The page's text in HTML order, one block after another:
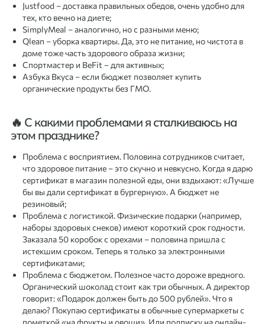
Justfood – доставка правильных обедов, очень удобно для
тех, кто вечно на диете;
SimplyMeal – аналогично, но с разными меню;
Qlean – уборка квартиры. Да, это не питание, но чистота в
доме тоже часть здорового образа жизни;
Спортмастер и BeFit – для активных;
Азбука Вкуса – если бюджет позволяет купить
органические продукты без ГМО.
🔥 С какими проблемами я сталкиваюсь на
этом празднике?
Проблема с восприятием. Половина сотрудников считает,
что здоровое питание – это скучно и невкусно. Когда я дарю
сертификат в магазин полезной еды, они вздыхают: «Лучше
бы вы дали сертификат в бургерную». А бюджет не
резиновый;
Проблема с логистикой. Физические подарки (например,
наборы здоровых снеков) имеют короткий срок годности.
Заказала 50 коробок с орехами – половина пришла с
истекшим сроком. Теперь я только за электронными
сертификатами;
Проблема с бюджетом. Полезное часто дороже вредного.
Органический шоколад стоит как три обычных. А директор
говорит: «Подарок должен быть до 500 рублей». Что я
делаю? Покупаю сертификаты в обычные супермаркеты с
пометкой «на фрукты и овощи». Или подписку на онлайн-